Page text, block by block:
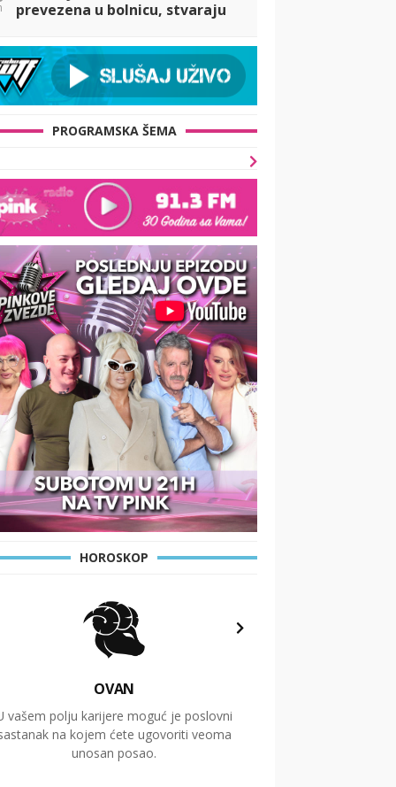
prevezena u bolnicu, stvaraju
PROGRAMSKA ŠEMA
HOROSKOP
OVAN
vašem polju karijere moguć je poslovni
na kojem ćete ugovoriti veoma
unosan posao.